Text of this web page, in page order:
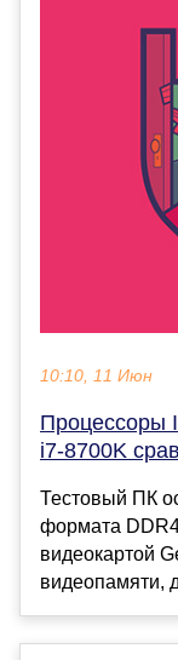
10:10, 11 Июн
Процессоры
i7-8700K
Тестовый ПК
формата
видеокартой
видеопамяти,